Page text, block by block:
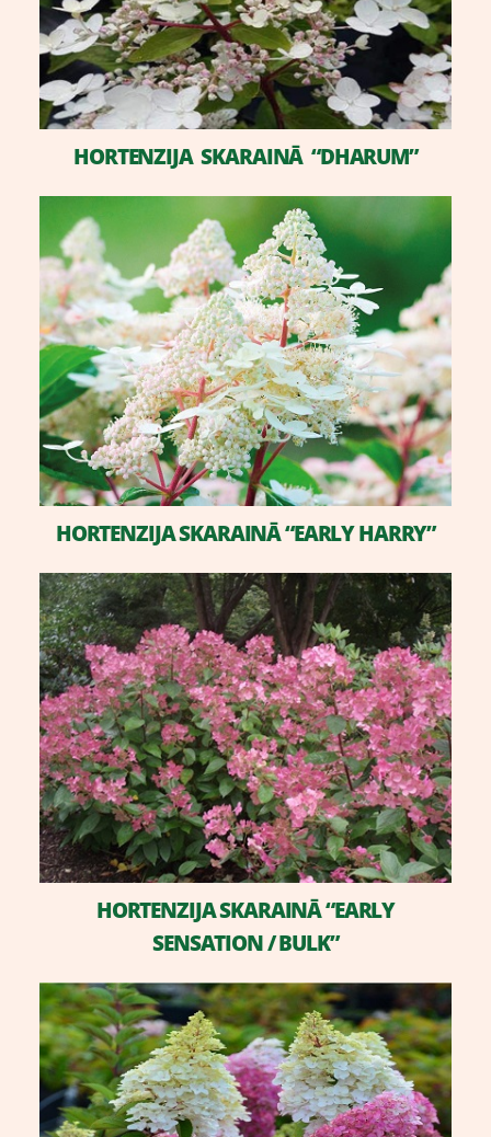
HORTENZIJA SKARAINĀ “DHARUM”
​HORTENZIJA SKARAINĀ “EARLY HARRY”
HORTENZIJA SKARAINĀ “EARLY
SENSATION / BULK”